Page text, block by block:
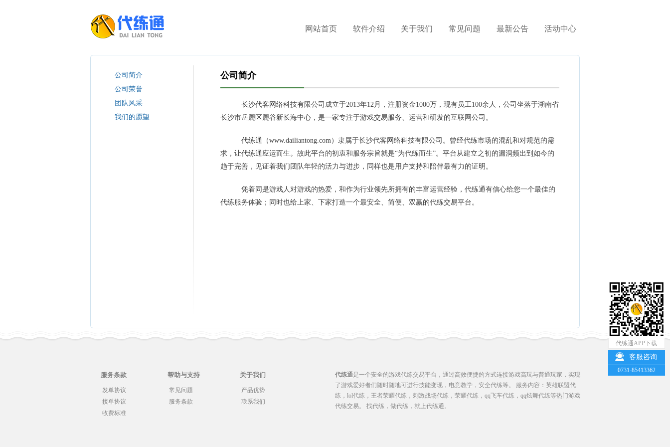
网站首页 软件介绍 关于我们 常见问题 最新公告 活动中心
公司简介
公司荣誉
团队风采
我们的愿望
公司简介
长沙代客网络科技有限公司成立于2013年12月，注册资金1000万，现有员工100余人，公司坐落于湖南省
长沙市岳麓区麓谷新长海中心，是一家专注于游戏交易服务、运营和研发的互联网公司。
代练通（www.dailiantong.com）隶属于长沙代客网络科技有限公司 。曾经代练市场的混乱和对规范的需
求，让代练通应运而生。故此平台的初衷和服务宗旨就是“为代练而生”。平台从建立之初的漏洞频出到如今的
趋于完善，见证着我们团队年轻的活力与进步，同样也是用户支持和陪伴最有力的证明。
凭着同是游戏人对游戏的热爱，和作为行业领先所拥有的丰富运营经验，代练通有信心给您一个最佳的
代练服务体验；同时也给上家、下家打造一个最安全、简便、双赢的代练交易平台。
服务条款
发单协议
接单协议
收费标准
帮助与支持
常见问题
服务条款
关于我们
产品优势
联系我们
代练通是一个安全的游戏代练交易平台，通过高效便捷的方式连接游戏高玩与普通玩家，实现
了游戏爱好者们随时随地可进行技能变现，电竞教学，安全代练等。 服务内容：英雄联盟代
练，lol代练，王者荣耀代练，刺激战场代练，荣耀代练，qq飞车代练，qq炫舞代练等热门游戏
代练交易。 找代练，做代练，就上代练通。
代练通APP下载
客服咨询
0731-85413362